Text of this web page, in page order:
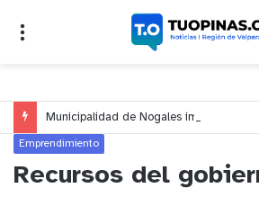
Emprendimiento
Recursos del